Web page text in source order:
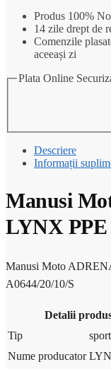
Produs 100%
14 zile drept de
Comenzile
aceeași zi
Plata Online
Descriere
Informații
Manusi
LYNX
Manusi Moto
A0644/20/10/S
Detalii
Tip
sport
Nume producator